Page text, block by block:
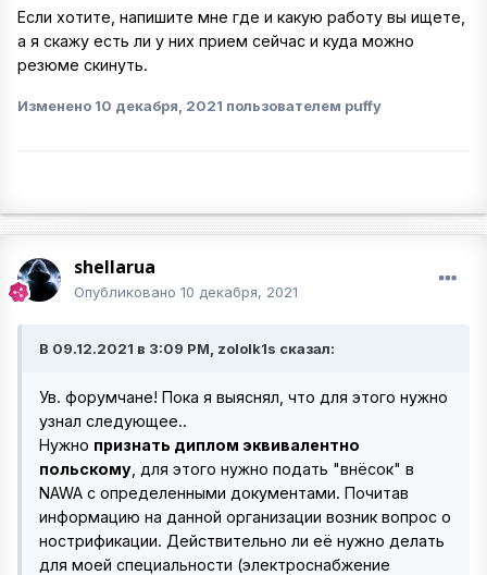
Если хотите, напишите мне где и какую работу вы ищете,
а я скажу есть ли у них прием сейчас и куда можно
резюме скинуть.
Изменено 10 декабря, 2021 пользователем puffy
shellarua
Опубликовано 10 декабря, 2021
В 09.12.2021 в 3:09 PM, zololk1s сказал:
Ув. форумчане! Пока я выяснял, что для этого нужно
узнал следующее..
Нужно признать диплом эквивалентно
польскому , для этого нужно подать "внёсок" в
NAWA с определенными документами. Почитав
информацию на данной организации возник вопрос о
нострификации. Действительно ли её нужно делать
для моей специальности (электроснабжение